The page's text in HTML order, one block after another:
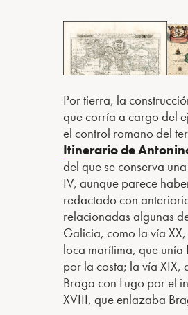
Por tierra, la
que corría a cargo del
el control romano del
Itinerario de
del que se conserva
IV, aunque parece
redactado con
relacionadas algunas
Galicia, como la vía
loca marítima, que unía
por la costa; la vía XIX,
Braga con Lugo por el
XVIII, que enlazaba